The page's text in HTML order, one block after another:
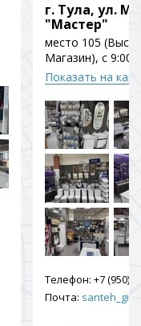
г. Тула, ул.
"Мастер"
место 105
Магазин), с 9:00
Показать на
Телефон: +7 (950)
Почта: